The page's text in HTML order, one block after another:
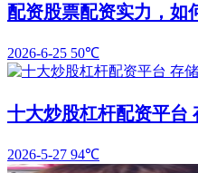
配资股票配资实力，如
2026-6-25 50℃
十大炒股杠杆配资平台
2026-5-27 94℃